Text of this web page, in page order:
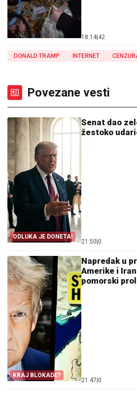
18:14 42
DONALD TRAMP INTERNET
Povezane vesti
ODLUKA JE DONETA!
Senat dao
žestoko
21:50 0
KRAJ BLOKADE?
Napredak u
Amerike i
pomorski
21:47 0